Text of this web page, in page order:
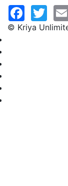
© Kriya